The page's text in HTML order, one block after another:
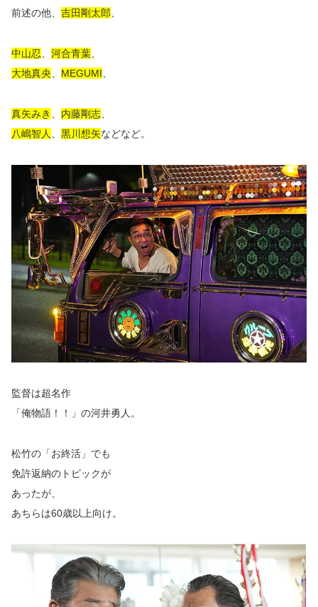
前述の他、 吉田剛太郎、
中山忍 河合青葉
大地真央
MEGUMI
真矢みき 内藤剛志
八嶋智人
黒川想矢などなど。
監督は超名作
「俺物語！！」の河井勇人。
松竹の「お終活」でも
免許返納のトピックが
あったが、
あちらは60歳以上向け。